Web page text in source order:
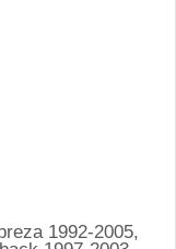
1992-2005,